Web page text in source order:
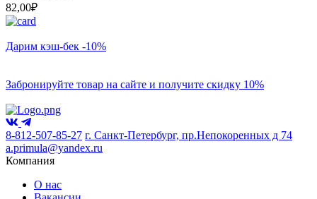
82,00₽
Дарим кэш-бек -10%
Забронируйте товар на сайте и получите скидку 10%
8-812-507-85-27 г. Санкт-Петербург, пр.Непокоренных д 74
a.primula@yandex.ru
Компания
О нас